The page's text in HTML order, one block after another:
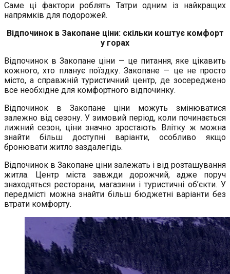
Саме ці фактори роблять Татри одним із найкращих
напрямків для подорожей.
Відпочинок в Закопане ціни: скільки коштує комфорт
у горах
Відпочинок в Закопане ціни — це питання, яке цікавить
кожного, хто планує поїздку. Закопане — це не просто
місто, а справжній туристичний центр, де зосереджено
все необхідне для комфортного відпочинку.
Відпочинок в Закопане ціни можуть змінюватися
залежно від сезону. У зимовий період, коли починається
лижний сезон, ціни значно зростають. Влітку ж можна
знайти більш доступні варіанти, особливо якщо
бронювати житло заздалегідь.
Відпочинок в Закопане ціни залежать і від розташування
житла. Центр міста завжди дорожчий, адже поруч
знаходяться ресторани, магазини і туристичні об’єкти. У
передмісті можна знайти більш бюджетні варіанти без
втрати комфорту.